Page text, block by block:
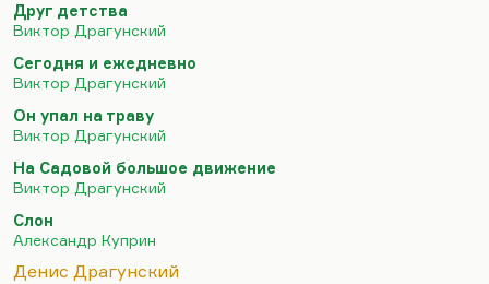
сложный. Новый Драгунский может появиться,
но, видите, какая вещь? Это должен быть очень
добрый человек. И чтобы этой доброте было
место в современном мире.
Я не представлю, кто из современных авторов мог
бы написать рассказ «Друг детства» – о мальчике,
который отказался превращать своего
медвежонка в боксерскую грушу.
я, наверное, заниматься боксом»
Друг детства
Виктор Драгунский
Сегодня и ежедневно
Виктор Драгунский
Он упал на траву
Виктор Драгунский
На Садовой большое движение
Виктор Драгунский
Слон
Александр Куприн
Денис Драгунский